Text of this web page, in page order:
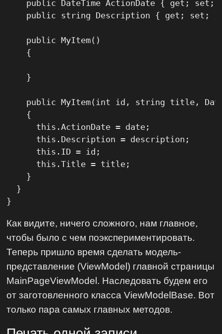
public DateTime ActionDate { get; set;
    public string Description { get; set; }
    public MyItem()
    {
    }
public MyItem(int id, string title,
    {
      this.ActionDate = date;
      this.Description = description;
      this.ID = id;
      this.Title = title;
    }
  }
}
Как видите, ничего сложного, нам главное,
чтобы было с чем поэкспериментировать.
Теперь пришло время сделать модель-
представление (ViewModel) главной страницы
MainPageViewModel. Наследовать будем его
от заготовленного класса ViewModelBase. Вот
только пара самых главных методов.